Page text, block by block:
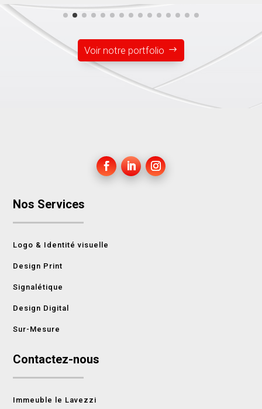
Voir notre portfolio
Nos Services
Logo & Identité visuelle
Design Print
Signalétique
Design Digital
Sur-Mesure
Contactez-nous
Immeuble le Lavezzi